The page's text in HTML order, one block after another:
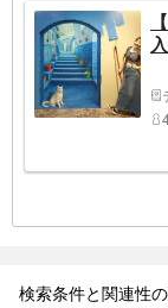
検索条件と関連性